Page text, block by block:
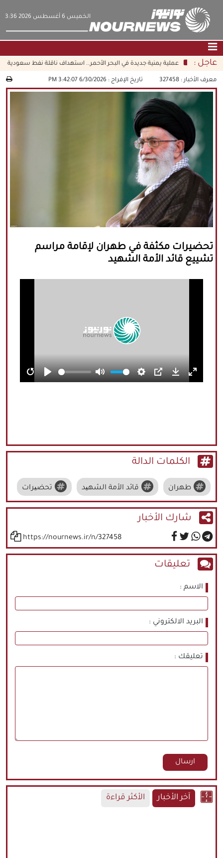
‫‫الخميس‬‬ 6 أغسطس 2026 3:36
الصفحة الرئيسية|التواصل معنا|من نحن
عناوين الأخبار
الثقافة والمجتمع
اقتصاد
سياسة
الوسائط المتعددة
| فارسي|
English
|العربيه
| עברית|
русский|中文
كافة الحقوق محفوظة لموقع نورنيوز
يُرجى ذكر المصدر عند نقل أي موضوع عن
موقعنا
عاجل : عملية يمنية جديدة في البحر الأحمر.. استهداف ناقلة نفط سعودية
معرف الأخبار : 327458 تاريخ الإفراج :6/30/2026 3:42:07 PM
تحضيرات مكثفة في طهران لإقامة مراسم
تشييع قائد الأمة الشهيد
RestartPlay Mute Settings
PIP Download
Enter
الكلمات الدالة
طهران قائد الأمة الشهید تحضیرات
شارك الأخبار
https://nournews.ir/n/327458
تعليقات
الاسم
البريد الالكتروني
تعليقك
آخر الأخبار الأكثر قراءة